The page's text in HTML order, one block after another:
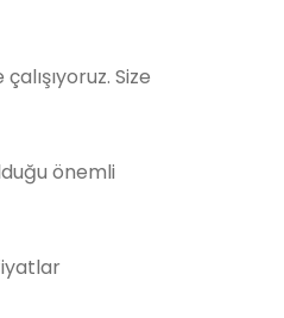
Size
önemli